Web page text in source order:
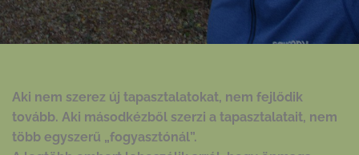
Aki nem szerez új tapasztalatokat, nem fejlődik
tovább. Aki másodkézből szerzi a tapasztalatait, nem
több egyszerű „fogyasztónál”.